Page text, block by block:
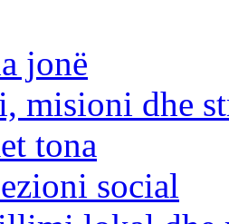
jonë
misioni dhe
tona
social